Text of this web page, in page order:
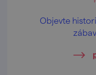
Objevte